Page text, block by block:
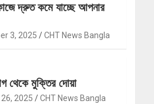
দ্রুত কমে যাচ্ছে আপনার
3, 2025 CHT News Bangla
থেকে মুক্তির দোয়া
2025 CHT News Bangla